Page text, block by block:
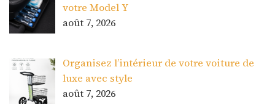
votre Model Y
août 7, 2026
Organisez l’intérieur de votre voiture de
luxe avec style
août 7, 2026